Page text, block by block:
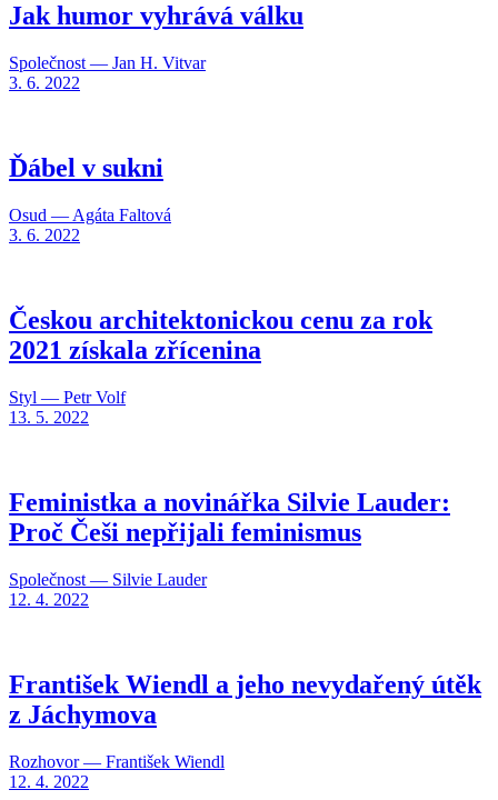
Jak humor vyhrává válku
Společnost — Jan H. Vitvar
3. 6. 2022
Ďábel v sukni
Osud — Agáta Faltová
3. 6. 2022
Českou architektonickou cenu za rok
2021 získala zřícenina
Styl — Petr Volf
13. 5. 2022
Feministka a novinářka Silvie Lauder:
Proč Češi nepřijali feminismus
Společnost — Silvie Lauder
12. 4. 2022
František Wiendl a jeho nevydařený útěk
z Jáchymova
Rozhovor — František Wiendl
12. 4. 2022